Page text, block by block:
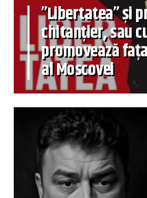
”Libertatea” și
chitanțier, sau
promovează
al Moscovei